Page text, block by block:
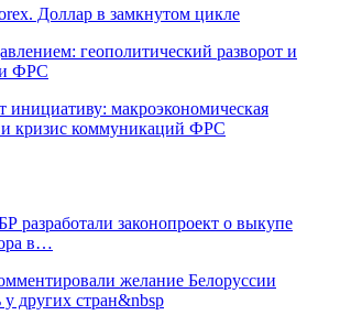
Доллар в замкнутом цикле
геополитический разворот и
ФРС
инициативу: макроэкономическая
и кризис коммуникаций ФРС
законопроект о выкупе
в…
желание Белоруссии
других стран&nbsp